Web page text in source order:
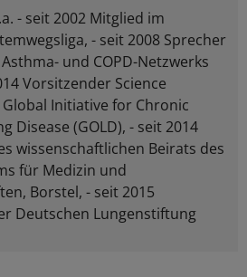
- seit 2002 Mitglied im
- seit 2008 Sprecher
und COPD-Netzwerks
Vorsitzender Science
Initiative for Chronic
Disease (GOLD), - seit 2014
wissenschaftlichen Beirats des
für Medizin und
Borstel, - seit 2015
Deutschen Lungenstiftung